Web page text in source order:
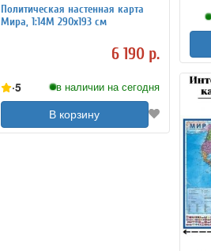
Политическая настенная карта
Мира, 1:14М 290х193 см
6 190 р.
5 в наличии на сегодня
В корзину